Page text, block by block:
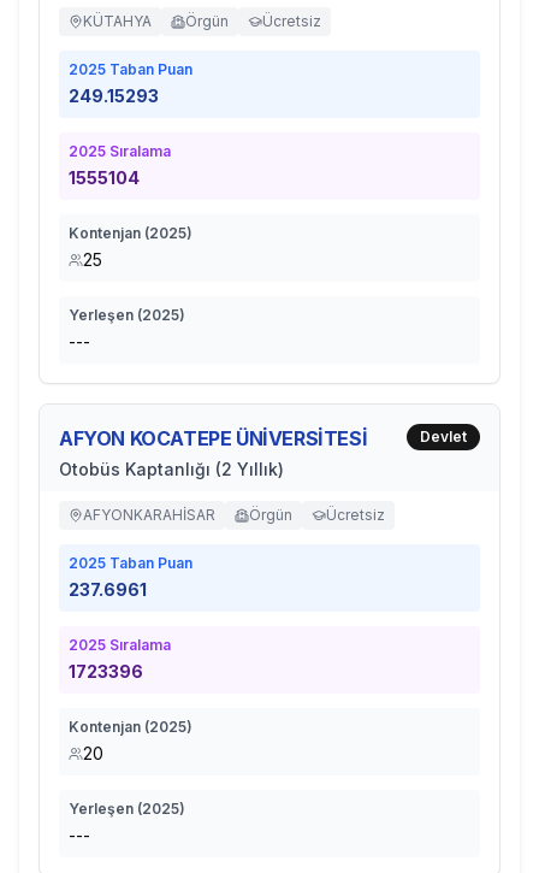
KÜTAHYA Örgün Ücretsiz
2025 Taban Puan
249.15293
2025 Sıralama
1555104
Kontenjan (2025)
25
Yerleşen (2025)
---
AFYON KOCATEPE ÜNİVERSİTESİ
Otobüs Kaptanlığı (2 Yıllık)
Devlet
AFYONKARAHİSAR Örgün Ücretsiz
2025 Taban Puan
237.6961
2025 Sıralama
1723396
Kontenjan (2025)
20
Yerleşen (2025)
---